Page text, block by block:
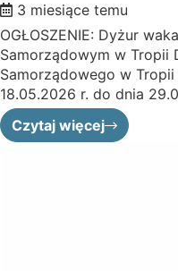
3 miesiące temu
OGŁOSZENIE: Dyżur
Samorządowym w Tropii
Samorządowego w
18.05.2026 r. do dnia
Czytaj więcej